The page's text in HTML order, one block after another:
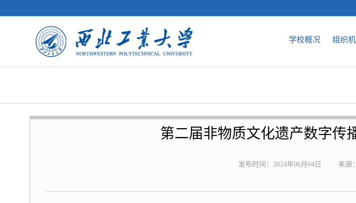
学校概况 组织
第二届非物质文化遗产数字传
发布时间：2024年06月04日 来源